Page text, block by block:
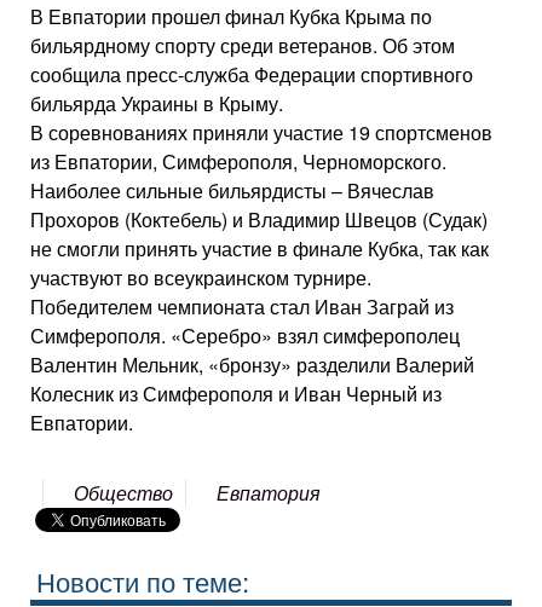
В Евпатории прошел финал Кубка Крыма по
бильярдному спорту среди ветеранов. Об этом
сообщила пресс-служба Федерации спортивного
бильярда Украины в Крыму.
В соревнованиях приняли участие 19 спортсменов
из Евпатории, Симферополя, Черноморского.
Наиболее сильные бильярдисты – Вячеслав
Прохоров (Коктебель) и Владимир Швецов (Судак)
не смогли принять участие в финале Кубка, так как
участвуют во всеукраинском турнире.
Победителем чемпионата стал Иван Заграй из
Симферополя. «Серебро» взял симферополец
Валентин Мельник, «бронзу» разделили Валерий
Колесник из Симферополя и Иван Черный из
Евпатории.
Общество Евпатория
Новости по теме: